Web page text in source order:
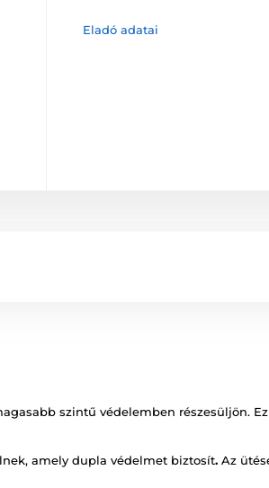
Eladó adatai
szintű védelemben részesüljön.
amely dupla védelmet biztosít. Az